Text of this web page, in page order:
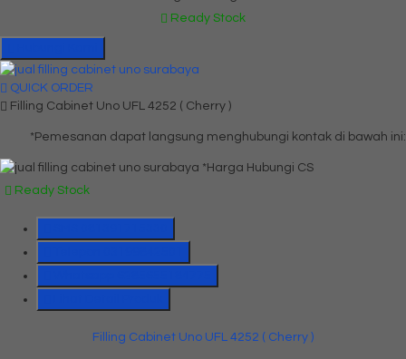
Ready Stock
QUICK ORDER
Filling Cabinet Uno UFL 4252 ( Cherry )
*Pemesanan dapat langsung menghubungi kontak di bawah ini:
*Harga Hubungi CS
Ready Stock
Filling Cabinet Uno UFL 4252 ( Cherry )